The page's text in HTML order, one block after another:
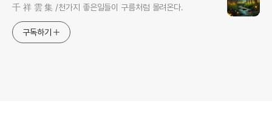
千 祥 雲 集 /천가지 좋은일들이 구름처럼 몰려온다.
구독하기